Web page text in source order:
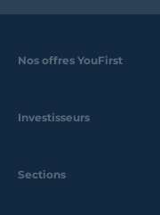
Nos offres YouFirst
Investisseurs
Sections